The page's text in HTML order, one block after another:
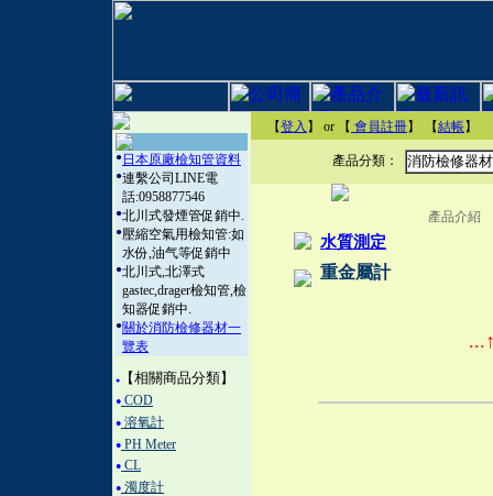
● 日本原廠檢知管資料
●連繫公司LINE電
話:0958877546
●北川式發煙管促銷中.
●壓縮空氣用檢知管:如
水份,油气等促銷中
●北川式,北澤式
gastec,drager檢知管,檢
知器促銷中.
●關於消防檢修器材一
覽表
● 【相關商品分類】
● COD
● 溶氧計
● PH Meter
● CL
● 濁度計
【登入 】 or 【 會員註冊】 【結帳】
產品分類： 消防檢修器材
產品介紹
水質測定
重金屬計